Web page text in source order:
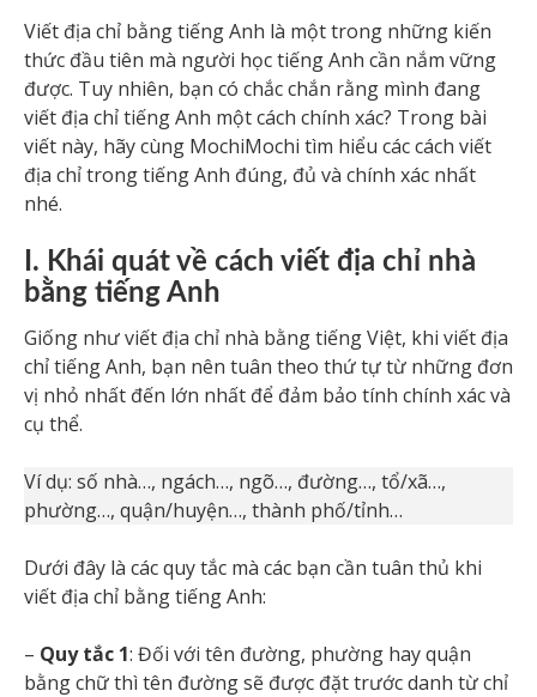
Viết địa chỉ bằng tiếng Anh là một trong những kiến
thức đầu tiên mà người học tiếng Anh cần nắm vững
được. Tuy nhiên, bạn có chắc chắn rằng mình đang
viết địa chỉ tiếng Anh một cách chính xác? Trong bài
viết này, hãy cùng MochiMochi tìm hiểu các cách viết
địa chỉ trong tiếng Anh đúng, đủ và chính xác nhất
nhé.
I. Khái quát về cách viết địa chỉ nhà
bằng tiếng Anh
Giống như viết địa chỉ nhà bằng tiếng Việt, khi viết địa
chỉ tiếng Anh, bạn nên tuân theo thứ tự từ những đơn
vị nhỏ nhất đến lớn nhất để đảm bảo tính chính xác và
cụ thể.
Ví dụ: số nhà…, ngách…, ngõ…, đường…, tổ/xã…,
phường…, quận/huyện…, thành phố/tỉnh…
Dưới đây là các quy tắc mà các bạn cần tuân thủ khi
viết địa chỉ bằng tiếng Anh:
– Quy tắc 1: Đối với tên đường, phường hay quận
bằng chữ thì tên đường sẽ được đặt trước danh từ chỉ